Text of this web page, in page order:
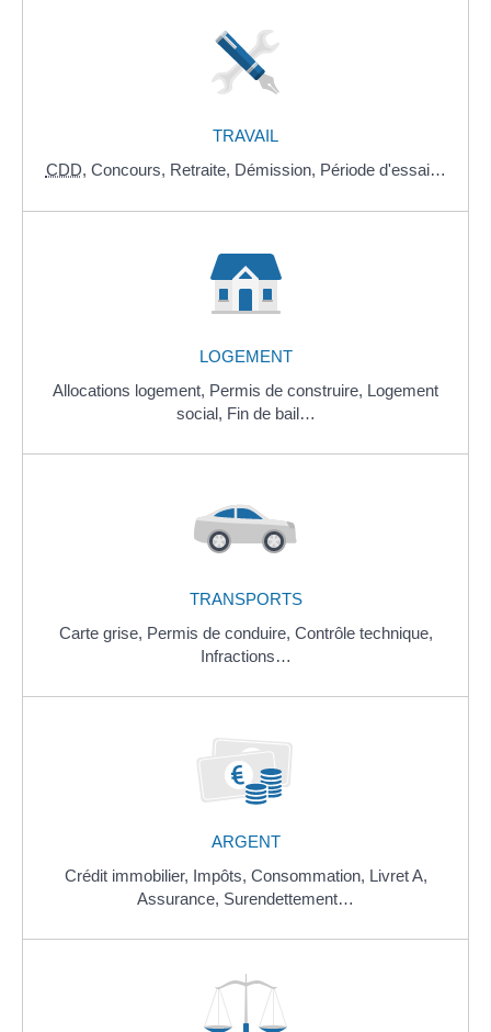
TRAVAIL
CDD, Concours, Retraite, Démission, Période d'essai…
LOGEMENT
Allocations logement, Permis de construire, Logement
social, Fin de bail…
TRANSPORTS
Carte grise, Permis de conduire, Contrôle technique,
Infractions…
ARGENT
Crédit immobilier, Impôts, Consommation, Livret A,
Assurance, Surendettement…